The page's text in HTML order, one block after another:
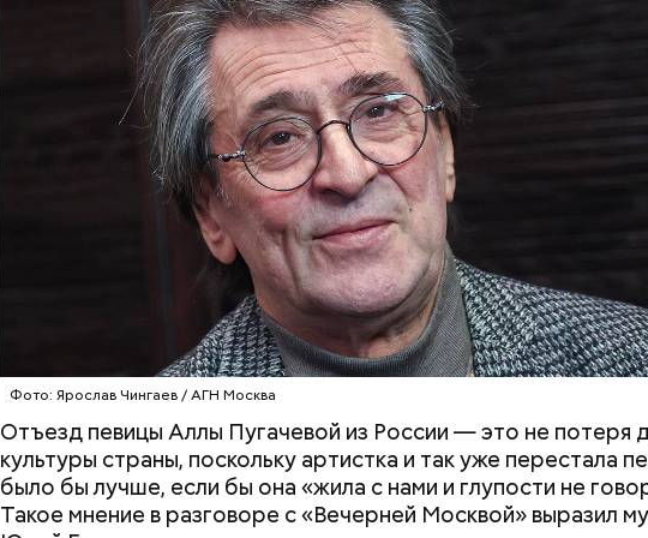
Фото: Ярослав Чингаев / АГН Москва
Отъезд певицы Аллы Пугачевой из России — это не потеря
культуры страны, поскольку артистка и так уже перестала
было бы лучше, если бы она «жила с нами и глупости не
Такое мнение в разговоре с «Вечерней Москвой» выразил
В Международный день холостяка все мужчины без пары
своими друзьями, устраивают вечеринки, играют в видеоигры
проводят время, наслаждаясь свободой и независимостью,
возможно, ведь может быть и так, что через год они уже не
Спагетти из кабачков
с сахарным диабетом;
лишним весом.